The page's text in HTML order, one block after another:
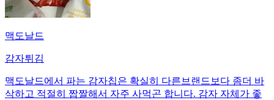
맥도날드
감자튀김
맥도날드에서 파는 감자칩은 확실히 다른브랜드보다 좀더 바
삭하고 적절히 짭짤해서 자주 사먹곤 합니다. 감자 자체가 좋